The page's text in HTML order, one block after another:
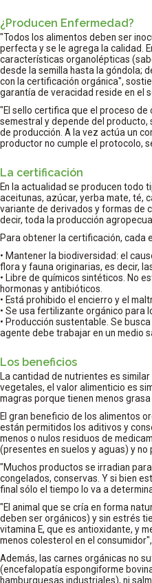
¿Producen Enfermedad?
"Todos los alimentos deben ser
perfecta y se le agrega la calidad.
características organolépticas
desde la semilla hasta la góndola;
con la certificación orgánica",
garantía de veracidad reside en el
"El sello certifica que el proceso
semestral y depende del
de producción. A la vez actúa un
productor no cumple el protocolo,
La certificación
En la actualidad se producen todo
aceitunas, azúcar, yerba mate, té,
variante de derivados y formas de
decir, toda la producción
Para obtener la certificación,
• Mantener la biodiversidad: el
flora y fauna originarias, es decir,
• Libre de químicos sintéticos. No
hormonas y antibióticos.
• Está prohibido el encierro y el
• Se usa fertilizante orgánico para
• Producción sustentable. Se
agente debe trabajar en un medio
Los beneficios
La cantidad de nutrientes es
vegetales, el valor alimenticio es
magras porque tienen menos
El gran beneficio de los alimentos
están permitidos los aditivos y
menos o nulos residuos de
(presentes en suelos y aguas) y no
"Muchos productos se irradian
congelados, conservas. Y si bien
final sólo el tiempo lo va a
"El animal que se cría en forma
deben ser orgánicos) y sin estrés
vitamina E, que es antioxidante, y
menos colesterol en el
Además, las carnes orgánicas no
(encefalopatía espongiforme
hamburguesas industriales), ni